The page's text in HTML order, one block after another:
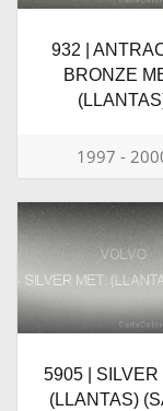
932 |
BRONZE
1997 -
5905 | SILVER
(LLANTAS)